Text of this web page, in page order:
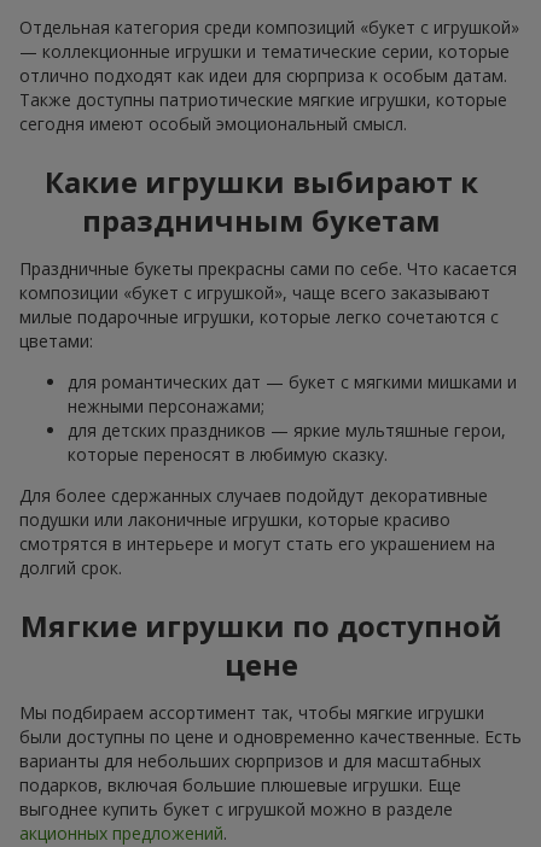
Отдельная категория среди композиций «букет с игрушкой»
— коллекционные игрушки и тематические серии, которые
отлично подходят как идеи для сюрприза к особым датам.
Также доступны патриотические мягкие игрушки, которые
сегодня имеют особый эмоциональный смысл.
Какие игрушки выбирают к
праздничным букетам
Праздничные букеты прекрасны сами по себе. Что касается
композиции «букет с игрушкой», чаще всего заказывают
милые подарочные игрушки, которые легко сочетаются с
цветами:
для романтических дат — букет с мягкими мишками и
нежными персонажами;
для детских праздников — яркие мультяшные герои,
которые переносят в любимую сказку.
Для более сдержанных случаев подойдут декоративные
подушки или лаконичные игрушки, которые красиво
смотрятся в интерьере и могут стать его украшением на
долгий срок.
Мягкие игрушки по доступной
цене
Мы подбираем ассортимент так, чтобы мягкие игрушки
были доступны по цене и одновременно качественные. Есть
варианты для небольших сюрпризов и для масштабных
подарков, включая большие плюшевые игрушки. Еще
выгоднее купить букет с игрушкой можно в разделе
акционных предложений.